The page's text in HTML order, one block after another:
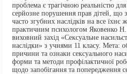
проблема є трагічною реальністю
серйозне порушення прав дітей, що
часто згубних наслідків на все
практичним психологом Яковенко
виховний захід «Сексуальне
наслідки» з учнями 11 класу. Мета:
причини та ознаки сексуального
форми та методи профілактичної
щодо запобігання та попередження